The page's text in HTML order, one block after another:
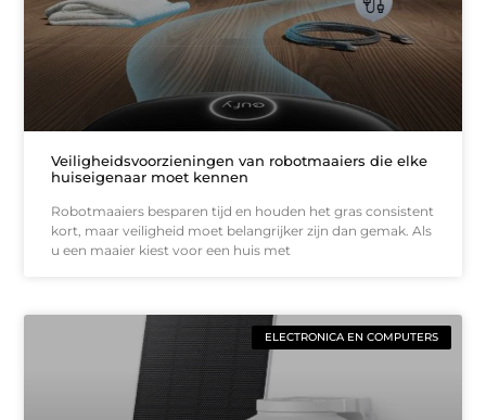
Veiligheidsvoorzieningen van robotmaaiers die elke
huiseigenaar moet kennen
Robotmaaiers besparen tijd en houden het gras consistent
kort, maar veiligheid moet belangrijker zijn dan gemak. Als
u een maaier kiest voor een huis met
ELECTRONICA EN COMPUTERS